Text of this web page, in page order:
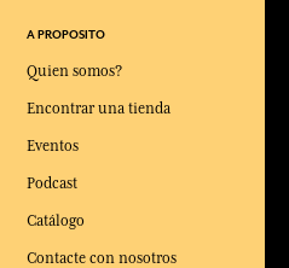
A PROPOSITO
Quien somos?
Encontrar una tienda
Eventos
Podcast
Catálogo
Contacte con nosotros